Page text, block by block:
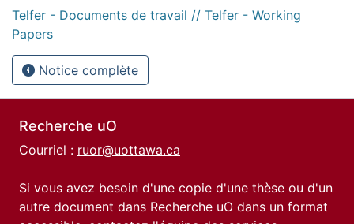
Telfer - Documents de travail // Telfer - Working
Papers
Notice complète
Recherche uO
Courriel : ruor@uottawa.ca
Si vous avez besoin d'une copie d'une thèse ou d'un
autre document dans Recherche uO dans un format